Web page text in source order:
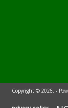
Copyright © 2026. -